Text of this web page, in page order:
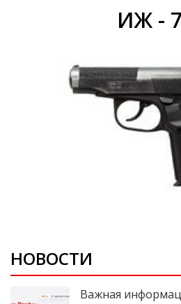
Вепрь-12C
НОВОСТИ
Важная